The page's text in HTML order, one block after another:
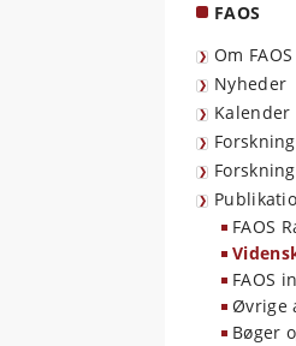
FAOS
Om FAOS
Nyheder
Kalender
FAOS
FAOS
Øvrige
Bøger